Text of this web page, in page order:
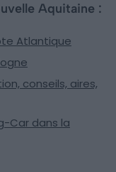
Aquitaine :
Atlantique
conseils, aires,
Car dans la